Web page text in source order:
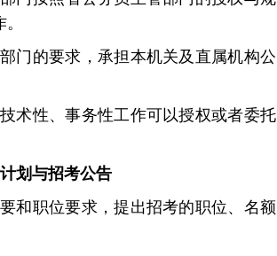
门的要求，承担本机关及直属机构公
术性、事务性工作可以授权或者委托
划与招考公告
和职位要求，提出招考的职位、名额